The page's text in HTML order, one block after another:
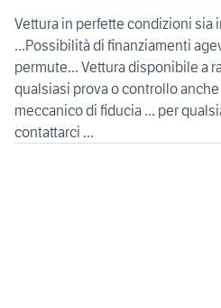
Vettura in perfette condizioni sia
...Possibilità di finanziamenti
permute... Vettura disponibile a
qualsiasi prova o controllo
meccanico di fiducia ... per